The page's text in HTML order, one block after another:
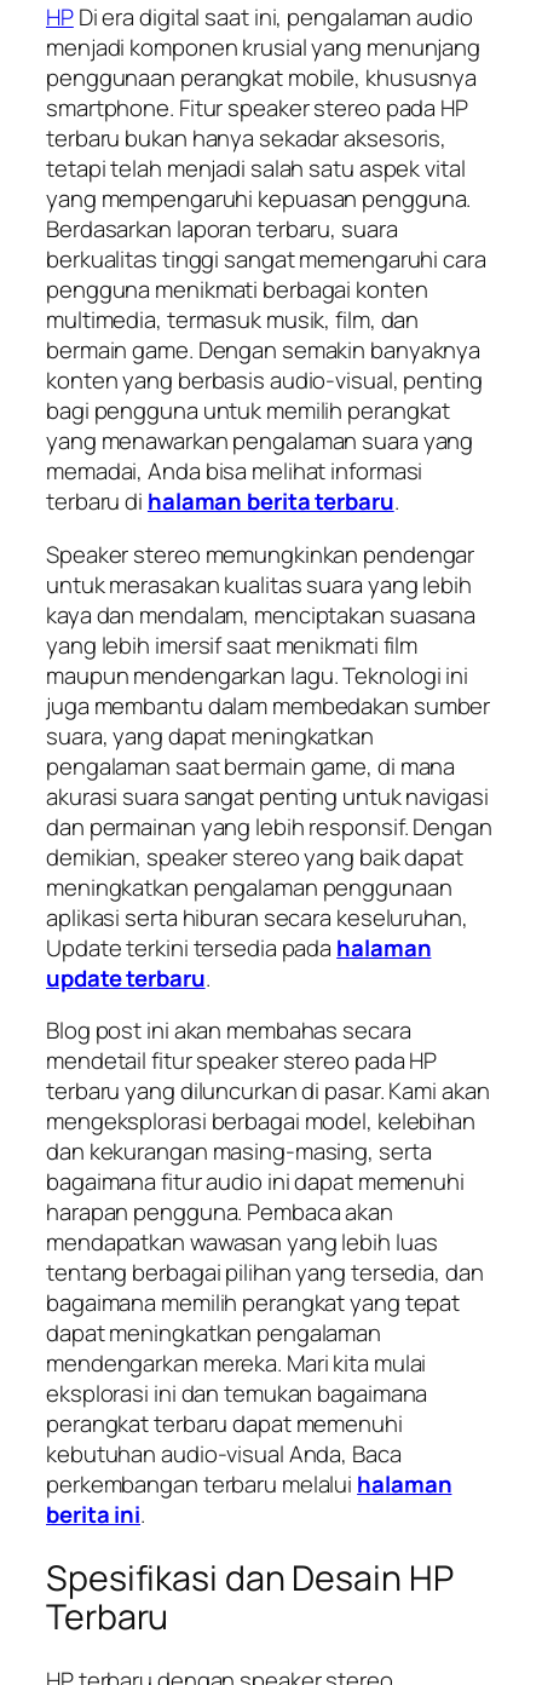
HPDi era digital saat ini, pengalaman audio
menjadi komponen krusial yang menunjang
penggunaan perangkat mobile, khususnya
smartphone. Fitur speaker stereo pada HP
terbaru bukan hanya sekadar aksesoris,
tetapi telah menjadi salah satu aspek vital
yang mempengaruhi kepuasan pengguna.
Berdasarkan laporan terbaru, suara
berkualitas tinggi sangat memengaruhi cara
pengguna menikmati berbagai konten
multimedia, termasuk musik, film, dan
bermain game. Dengan semakin banyaknya
konten yang berbasis audio-visual, penting
bagi pengguna untuk memilih perangkat
yang menawarkan pengalaman suara yang
memadai, Anda bisa melihat informasi
terbaru di halaman berita terbaru.
Speaker stereo memungkinkan pendengar
untuk merasakan kualitas suara yang lebih
kaya dan mendalam, menciptakan suasana
yang lebih imersif saat menikmati film
maupun mendengarkan lagu. Teknologi ini
juga membantu dalam membedakan sumber
suara, yang dapat meningkatkan
pengalaman saat bermain game, di mana
akurasi suara sangat penting untuk navigasi
dan permainan yang lebih responsif. Dengan
demikian, speaker stereo yang baik dapat
meningkatkan pengalaman penggunaan
aplikasi serta hiburan secara keseluruhan,
Update terkini tersedia pada halaman
update terbaru.
Blog post ini akan membahas secara
mendetail fitur speaker stereo pada HP
terbaru yang diluncurkan di pasar. Kami akan
mengeksplorasi berbagai model, kelebihan
dan kekurangan masing-masing, serta
bagaimana fitur audio ini dapat memenuhi
harapan pengguna. Pembaca akan
mendapatkan wawasan yang lebih luas
tentang berbagai pilihan yang tersedia, dan
bagaimana memilih perangkat yang tepat
dapat meningkatkan pengalaman
mendengarkan mereka. Mari kita mulai
eksplorasi ini dan temukan bagaimana
perangkat terbaru dapat memenuhi
kebutuhan audio-visual Anda, Baca
perkembangan terbaru melalui halaman
berita ini.
Spesifikasi dan Desain HP
Terbaru